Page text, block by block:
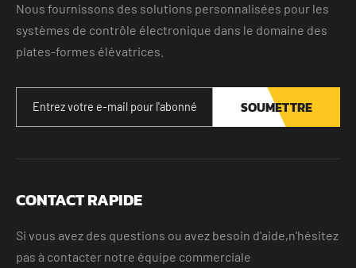
Nous fournissons des solutions personnalisées pour les
systèmes de contrôle électronique dans le domaine des
plates-formes élévatrices.
SOUMETTRE
CONTACT RAPIDE
Si vous avez des questions ou avez besoin d'aide,n'hésitez
pas à contacter notre équipe commerciale